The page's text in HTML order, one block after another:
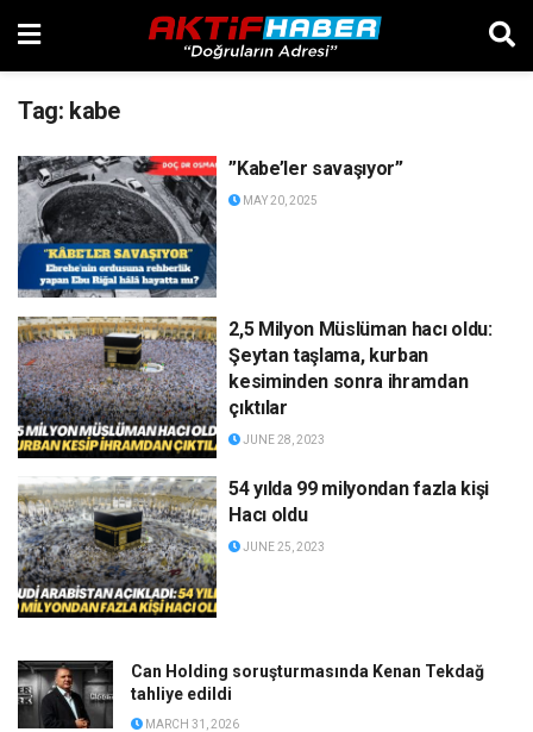
Tag: kabe
”Kabe’ler savaşıyor”
MAY 20, 2025
2,5 Milyon Müslüman hacı oldu:
Şeytan taşlama, kurban
kesiminden sonra ihramdan
çıktılar
JUNE 28, 2023
54 yılda 99 milyondan fazla kişi
Hacı oldu
JUNE 25, 2023
Can Holding soruşturmasında Kenan Tekdağ
tahliye edildi
MARCH 31, 2026